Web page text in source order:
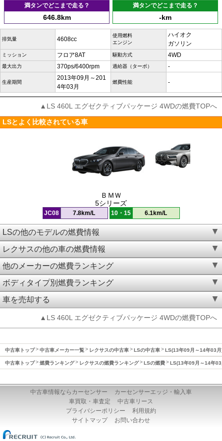
満タンでどこまで走る？
646.8km
満タンでどこまで走る？
-km
排気量 4608cc
使用燃料
エンジン
ハイオク
ガソリン
ミッション フロア8AT 駆動方式 4WD
最大出力 370ps/6400rpm 過給器（ターボ） -
生産期間
2013年09月～201
4年03月
燃費性能 -
▲LS 460L エグゼクティブパッケージ 4WDの燃費TOPへ
LSとよく比較されている車
ＢＭＷ
5シリーズ
JC08 7.8km/L 10・15 6.1km/L
LSの他のモデルの燃費情報
レクサスの他の車の燃費情報
他のメーカーの燃費ランキング
ボディタイプ別燃費ランキング
車を売却する
▲LS 460L エグゼクティブパッケージ 4WDの燃費TOPへ
中古車トップ 中古車メーカー一覧 レクサスの中古車 LSの中古車 LS(13年09月～14年03月
中古車トップ 燃費ランキング レクサスの燃費ランキング LSの燃費 LS(13年09月～14年03
中古車情報ならカーセンサー
カーセンサーエッジ・輸入車
車買取・車査定
中古車リース
プライバシーポリシー
利用規約
サイトマップ
お問い合わせ